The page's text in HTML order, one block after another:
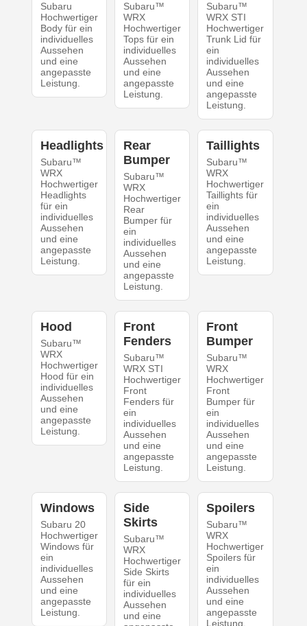
Subaru
Hochwertiger
Body für ein
individuelles
Aussehen
und eine
angepasste
Leistung.
Subaru™
WRX
Hochwertiger
Tops für ein
individuelles
Aussehen
und eine
angepasste
Leistung.
Subaru™
WRX STI
Hochwertiger
Trunk Lid für
ein
individuelles
Aussehen
und eine
angepasste
Leistung.
Headlights
Subaru™
WRX
Hochwertiger
Headlights
für ein
individuelles
Aussehen
und eine
angepasste
Leistung.
Rear
Bumper
Subaru™
WRX
Hochwertiger
Rear
Bumper für
ein
individuelles
Aussehen
und eine
angepasste
Leistung.
Taillights
Subaru™
WRX
Hochwertiger
Taillights für
ein
individuelles
Aussehen
und eine
angepasste
Leistung.
Hood
Subaru™
WRX
Hochwertiger
Hood für ein
individuelles
Aussehen
und eine
angepasste
Leistung.
Front
Fenders
Subaru™
WRX STI
Hochwertiger
Front
Fenders für
ein
individuelles
Aussehen
und eine
angepasste
Leistung.
Front
Bumper
Subaru™
WRX
Hochwertiger
Front
Bumper für
ein
individuelles
Aussehen
und eine
angepasste
Leistung.
Windows
Subaru 20
Hochwertiger
Windows für
ein
individuelles
Aussehen
und eine
angepasste
Leistung.
Side
Skirts
Subaru™
WRX
Hochwertiger
Side Skirts
für ein
individuelles
Aussehen
und eine
Spoilers
Subaru™
WRX
Hochwertiger
Spoilers für
ein
individuelles
Aussehen
und eine
angepasste
Leistung.